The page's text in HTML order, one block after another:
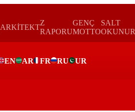
ARKİTEKT
Z
RAPORU
GENÇ
MOTTO
SALT
OKUNUR
EN AR FR RU UR